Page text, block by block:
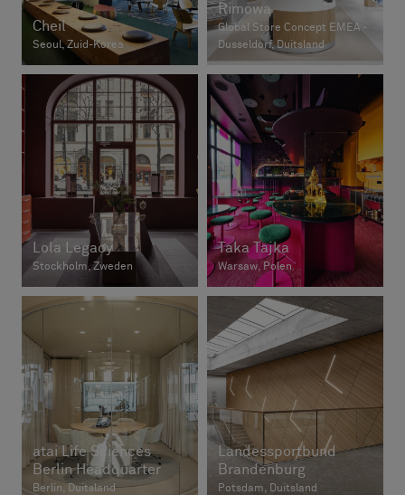
Cheil
Seoul, Zuid-Korea
Rimowa
Global Store Concept EMEA -
Dusseldorf, Duitsland
Lola Legacy
Stockholm, Zweden
Taka Tajka
Warsaw, Polen
atai Life Sciences
Berlin Headquarter
Berlin, Duitsland
Landessportbund
Brandenburg
Potsdam, Duitsland